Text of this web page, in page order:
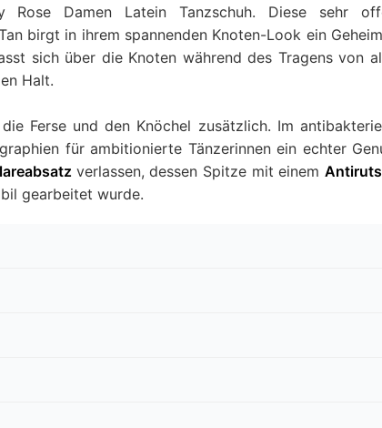
Damen Latein Tanzschuh. Diese sehr
birgt in ihrem spannenden Knoten-Look ein
sich über die Knoten während des Tragens von
Halt.
Ferse und den Knöchel zusätzlich. Im
für ambitionierte Tänzerinnen ein echter
verlassen, dessen Spitze mit einem
gearbeitet wurde.